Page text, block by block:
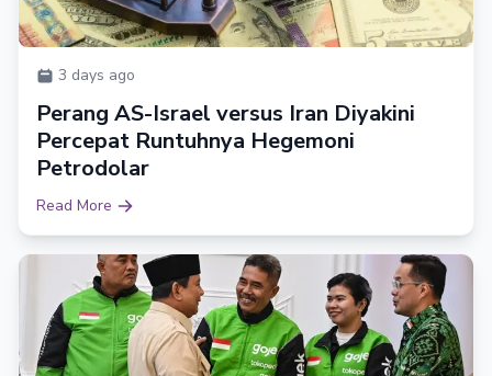
3 days ago
Perang AS-Israel versus Iran Diyakini
Percepat Runtuhnya Hegemoni
Petrodolar
Read More